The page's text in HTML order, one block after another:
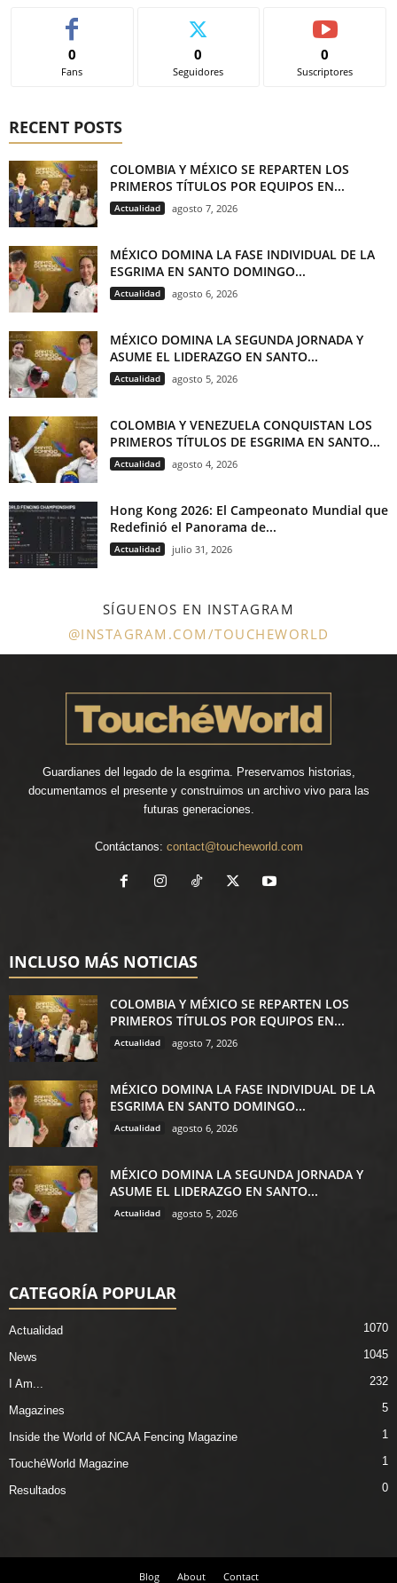
0
Fans
0
Seguidores
0
Suscriptores
RECENT POSTS
COLOMBIA Y MÉXICO SE REPARTEN LOS
PRIMEROS TÍTULOS POR EQUIPOS EN...
Actualidad agosto 7, 2026
MÉXICO DOMINA LA FASE INDIVIDUAL DE LA
ESGRIMA EN SANTO DOMINGO...
Actualidad agosto 6, 2026
MÉXICO DOMINA LA SEGUNDA JORNADA Y
ASUME EL LIDERAZGO EN SANTO...
Actualidad agosto 5, 2026
COLOMBIA Y VENEZUELA CONQUISTAN LOS
PRIMEROS TÍTULOS DE ESGRIMA EN SANTO...
Actualidad agosto 4, 2026
Hong Kong 2026: El Campeonato Mundial que
Redefinió el Panorama de...
Actualidad julio 31, 2026
SÍGUENOS EN INSTAGRAM
@INSTAGRAM.COM/TOUCHEWORLD
Guardianes del legado de la esgrima. Preservamos historias,
documentamos el presente y construimos un archivo vivo para las
futuras generaciones.
Contáctanos: contact@toucheworld.com
INCLUSO MÁS NOTICIAS
COLOMBIA Y MÉXICO SE REPARTEN LOS
PRIMEROS TÍTULOS POR EQUIPOS EN...
Actualidad agosto 7, 2026
MÉXICO DOMINA LA FASE INDIVIDUAL DE LA
ESGRIMA EN SANTO DOMINGO...
Actualidad agosto 6, 2026
MÉXICO DOMINA LA SEGUNDA JORNADA Y
ASUME EL LIDERAZGO EN SANTO...
Actualidad agosto 5, 2026
CATEGORÍA POPULAR
Actualidad 1070
News 1045
I Am... 232
Magazines 5
Inside the World of NCAA Fencing Magazine 1
TouchéWorld Magazine 1
Resultados 0
Blog About Contact